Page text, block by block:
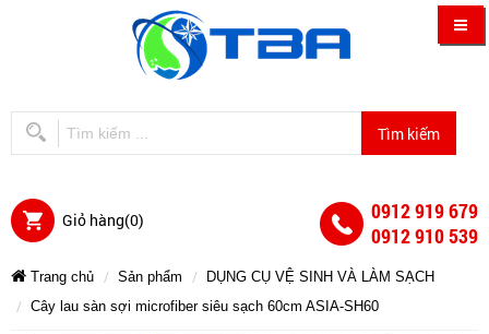
Giỏ hàng(0)
0912 919 679
0912 910 539
Trang chủ Sản phẩm
DỤNG CỤ VỆ SINH VÀ LÀM SẠCH
Cây lau sàn sợi microfiber siêu sạch 60cm ASIA-SH60